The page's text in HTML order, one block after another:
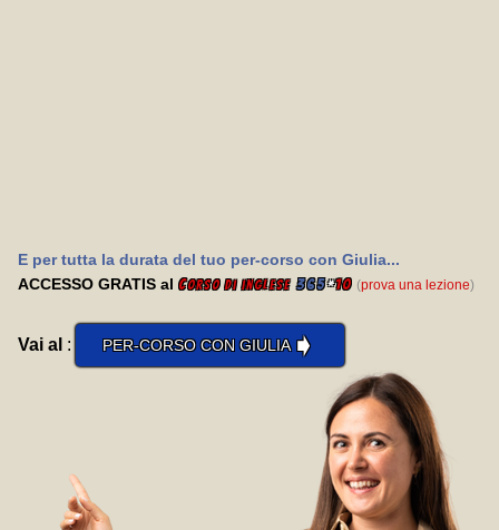
E per tutta la durata del tuo per-corso con Giulia...
ACCESSO GRATIS al Corso di inglese 365*10 (prova una lezione)
Vai al : PER-CORSO CON GIULIA➧